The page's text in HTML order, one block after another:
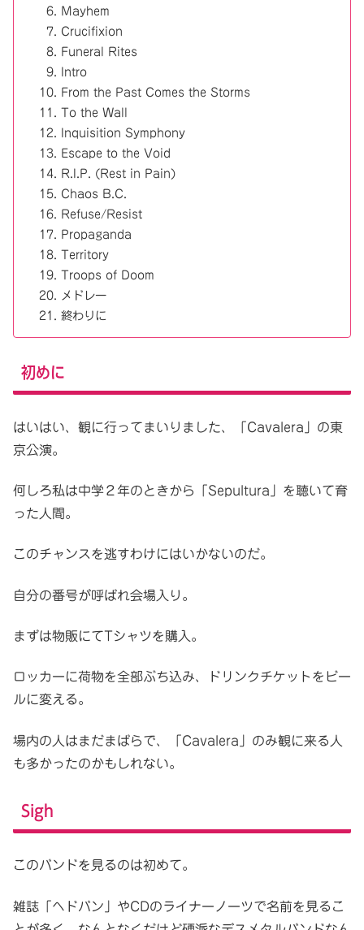
Mayhem
Crucifixion
Funeral Rites
Intro
From the Past Comes the Storms
To the Wall
Inquisition Symphony
Escape to the Void
R.I.P. (Rest in Pain)
Chaos B.C.
Refuse/Resist
Propaganda
Territory
Troops of Doom
メドレー
終わりに
初めに
はいはい、観に行ってまいりました、「Cavalera」の東
京公演。
何しろ私は中学２年のときから「Sepultura」を聴いて育
った人間。
このチャンスを逃すわけにはいかないのだ。
自分の番号が呼ばれ会場入り。
まずは物販にてTシャツを購入。
ロッカーに荷物を全部ぶち込み、ドリンクチケットをビー
ルに変える。
場内の人はまだまばらで、「Cavalera」のみ観に来る人
も多かったのかもしれない。
Sigh
このバンドを見るのは初めて。
雑誌「ヘドバン」やCDのライナーノーツで名前を見るこ